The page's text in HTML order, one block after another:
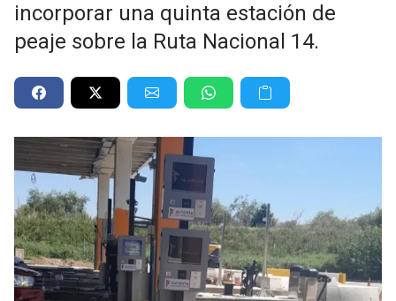
incorporar una quinta estación de
peaje sobre la Ruta Nacional 14.